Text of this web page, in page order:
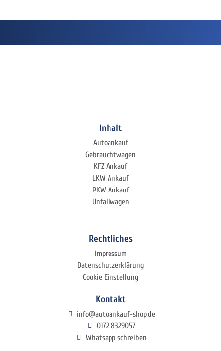
Inhalt
Autoankauf
Gebrauchtwagen
KFZ Ankauf
LKW Ankauf
PKW Ankauf
Unfallwagen
Rechtliches
Impressum
Datenschutzerklärung
Cookie Einstellung
Kontakt
info@autoankauf-shop.de
0172 8329057
Whatsapp schreiben